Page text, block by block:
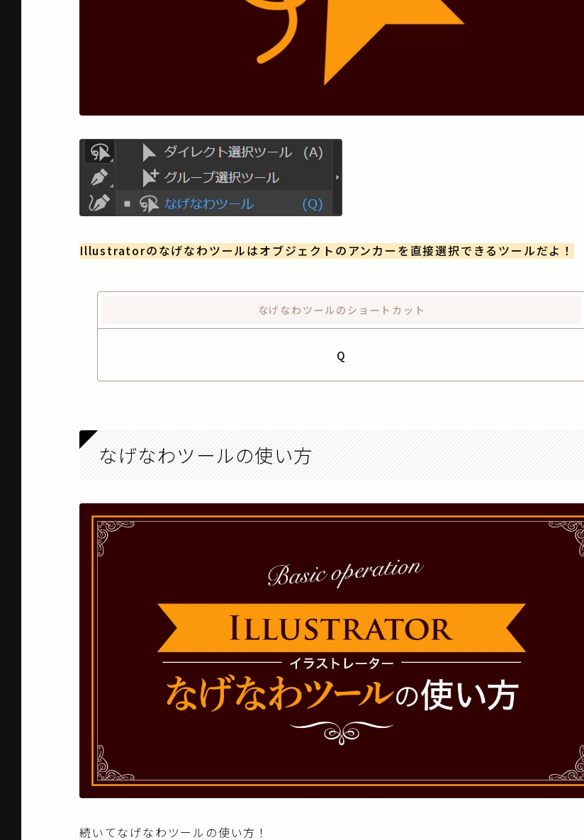
Illustratorのなげなわツールはオブジェクトのアンカーを直接選択できるツールだよ！
なげなわツールのショートカット
Q
なげなわツールの使い方
続いてなげなわツールの使い方！